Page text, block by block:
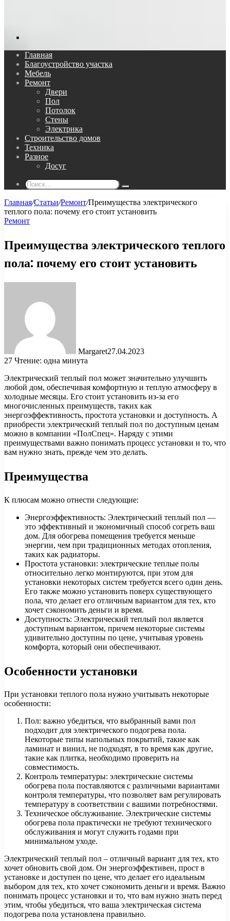
Главная
Благоустройство участка
Мебель
Ремонт
Двери
Пол
Потолок
Стены
Электрика
Строительство домов
Техника
Разное
Досуг
Поиск...
Главная/Статьи/Ремонт/Преимущества электрического
теплого пола: почему его стоит установить
Ремонт
Преимущества электрического теплого
пола: почему его стоит установить
Margaret27.04.2023
27 Чтение: одна минута
Электрический теплый пол может значительно улучшить
любой дом, обеспечивая комфортную и теплую атмосферу в
холодные месяцы. Его стоит установить из-за его
многочисленных преимуществ, таких как
энергоэффективность, простота установки и доступность. А
приобрести электрический теплый пол по доступным ценам
можно в компании «ПолСпец». Наряду с этими
преимуществами важно понимать процесс установки и то, что
вам нужно знать, прежде чем это делать.
Преимущества
К плюсам можно отнести следующие:
Энергоэффективность: Электрический теплый пол —
это эффективный и экономичный способ согреть ваш
дом. Для обогрева помещения требуется меньше
энергии, чем при традиционных методах отопления,
таких как радиаторы.
Простота установки: электрические теплые полы
относительно легко монтируются, при этом для
установки некоторых систем требуется всего один день.
Его также можно установить поверх существующего
пола, что делает его отличным вариантом для тех, кто
хочет сэкономить деньги и время.
Доступность: Электрический теплый пол является
доступным вариантом, причем некоторые системы
удивительно доступны по цене, учитывая уровень
комфорта, который они обеспечивают.
Особенности установки
При установки теплого пола нужно учитывать некоторые
особенности:
Пол: важно убедиться, что выбранный вами пол
подходит для электрического подогрева пола.
Некоторые типы напольных покрытий, такие как
ламинат и винил, не подходят, в то время как другие,
такие как плитка, необходимо проверить на
совместимость.
Контроль температуры: электрические системы
обогрева пола поставляются с различными вариантами
контроля температуры, что позволяет вам регулировать
температуру в соответствии с вашими потребностями.
Техническое обслуживание. Электрические системы
обогрева пола практически не требуют технического
обслуживания и могут служить годами при
минимальном уходе.
Электрический теплый пол – отличный вариант для тех, кто
хочет обновить свой дом. Он энергоэффективен, прост в
установке и доступен по цене, что делает его идеальным
выбором для тех, кто хочет сэкономить деньги и время. Важно
понимать процесс установки и то, что вам нужно знать перед
этим, чтобы убедиться, что ваша электрическая система
подогрева пола установлена правильно.